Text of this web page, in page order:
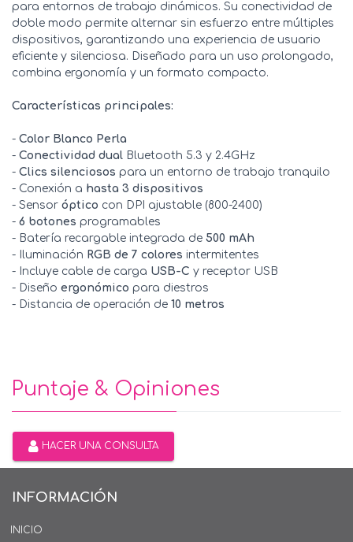
para entornos de trabajo dinámicos. Su conectividad de
doble modo permite alternar sin esfuerzo entre múltiples
dispositivos, garantizando una experiencia de usuario
eficiente y silenciosa. Diseñado para un uso prolongado,
combina ergonomía y un formato compacto.
Características principales:
- Color Blanco Perla
- Conectividad dual Bluetooth 5.3 y 2.4GHz
- Clics silenciosos para un entorno de trabajo tranquilo
- Conexión a hasta 3 dispositivos
- Sensor óptico con DPI ajustable (800-2400)
- 6 botones programables
- Batería recargable integrada de 500 mAh
- Iluminación RGB de 7 colores intermitentes
- Incluye cable de carga USB-C y receptor USB
- Diseño ergonómico para diestros
- Distancia de operación de 10 metros
Puntaje & Opiniones
HACER UNA CONSULTA
INFORMACIÓN
INICIO